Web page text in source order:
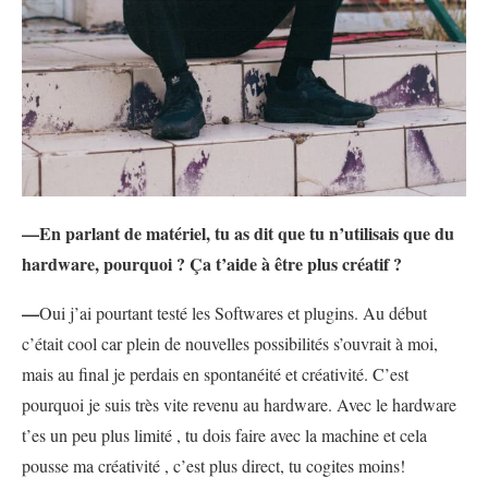
—En parlant de matériel, tu as dit que tu n’utilisais que du
hardware, pourquoi ? Ça t’aide à être plus créatif ?
—Oui j’ai pourtant testé les Softwares et plugins. Au début
c’était cool car plein de nouvelles possibilités s’ouvrait à moi,
mais au final je perdais en spontanéité et créativité. C’est
pourquoi je suis très vite revenu au hardware. Avec le hardware
t’es un peu plus limité , tu dois faire avec la machine et cela
pousse ma créativité , c’est plus direct, tu cogites moins!